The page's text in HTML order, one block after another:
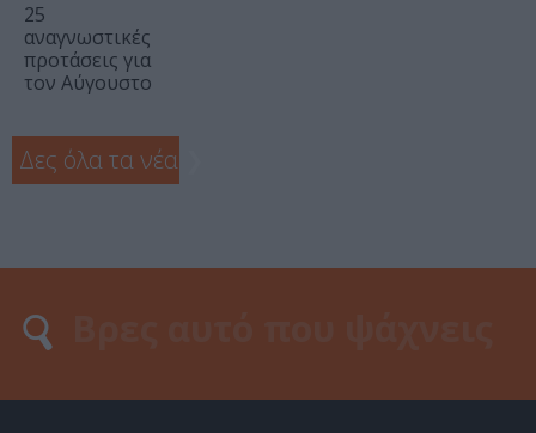
25
αναγνωστικές
προτάσεις για
τον Αύγουστο
Δες όλα τα νέα